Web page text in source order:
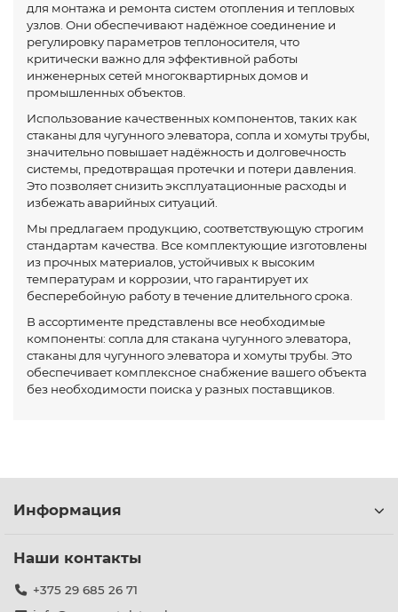
для монтажа и ремонта систем отопления и тепловых
узлов. Они обеспечивают надёжное соединение и
регулировку параметров теплоносителя, что
критически важно для эффективной работы
инженерных сетей многоквартирных домов и
промышленных объектов.
Использование качественных компонентов, таких как
стаканы для чугунного элеватора, сопла и хомуты трубы,
значительно повышает надёжность и долговечность
системы, предотвращая протечки и потери давления.
Это позволяет снизить эксплуатационные расходы и
избежать аварийных ситуаций.
Мы предлагаем продукцию, соответствующую строгим
стандартам качества. Все комплектующие изготовлены
из прочных материалов, устойчивых к высоким
температурам и коррозии, что гарантирует их
бесперебойную работу в течение длительного срока.
В ассортименте представлены все необходимые
компоненты: сопла для стакана чугунного элеватора,
стаканы для чугунного элеватора и хомуты трубы. Это
обеспечивает комплексное снабжение вашего объекта
без необходимости поиска у разных поставщиков.
Информация
Наши контакты
+375 29 685 26 71